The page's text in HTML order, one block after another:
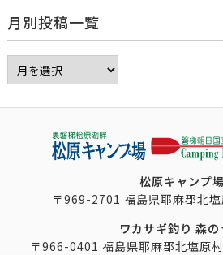
月別投稿一覧
松原キャンプ場
〒969-2701 福島県耶麻郡北
ワカサギ釣り 森の
〒966-0401 福島県耶麻郡北塩原